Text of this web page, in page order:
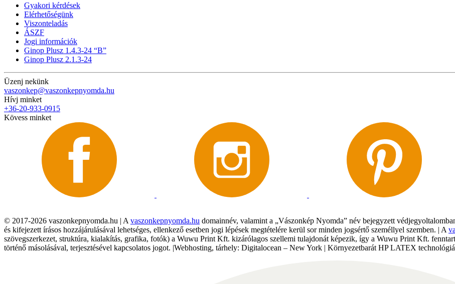
Gyakori kérdések
Elérhetőségünk
Viszonteladás
ÁSZF
Jogi információk
Ginop Plusz 1.4.3-24 “B”
Ginop Plusz 2.1.3-24
Üzenj nekünk
vaszonkep@vaszonkepnyomda.hu
Hívj minket
+36-20-933-0915
Kövess minket
© 2017-2026 vaszonkepnyomda.hu | A vaszonkepnyomda.hu domainnév, valamint a „Vászonkép Nyomda” név bejegyzett
és kifejezett írásos hozzájárulásával lehetséges, ellenkező esetben jogi lépések megtételére kerül sor minden jogsértő személlyel szemben. | A
szövegszerkezet, struktúra, kialakítás, grafika, fotók) a Wuwu Print Kft. kizárólagos szellemi tulajdonát képezik, így a Wuwu Print Kft.
történő másolásával, terjesztésével kapcsolatos jogot. |Webhosting, tárhely: Digitalocean – New York | Környezetbarát HP LATEX